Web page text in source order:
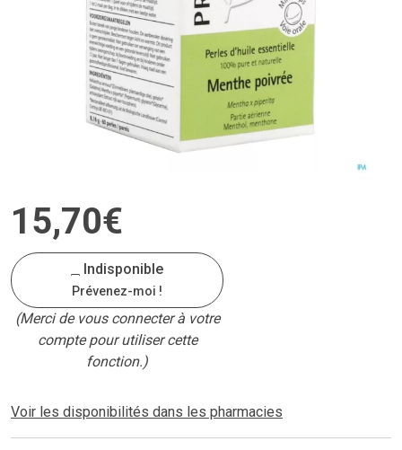
15,70€
Indisponible
Prévenez-moi !
(Merci de vous connecter à votre
compte pour utiliser cette
fonction.)
Voir les disponibilités dans les pharmacies